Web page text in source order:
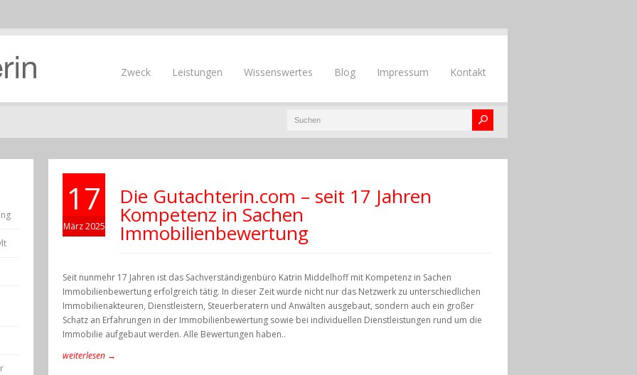
Zweck Leistungen Wissenswertes Blog Impressum Kontakt
17
März 2025
Die Gutachterin.com – seit 17 Jahren
Kompetenz in Sachen
Immobilienbewertung
Seit nunmehr 17 Jahren ist das Sachverständigenbüro Katrin Middelhoff mit Kompetenz in Sachen
Immobilienbewertung erfolgreich tätig. In dieser Zeit wurde nicht nur das Netzwerk zu unterschiedlichen
Immobilienakteuren, Dienstleistern, Steuerberatern und Anwälten ausgebaut, sondern auch ein großer
Schatz an Erfahrungen in der Immobilienbewertung sowie bei individuellen Dienstleistungen rund um die
Immobilie aufgebaut werden. Alle Bewertungen haben..
weiterlesen →